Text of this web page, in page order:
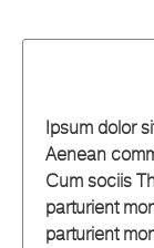
Ipsum dolor
Aenean
Cum sociis
parturient
parturient